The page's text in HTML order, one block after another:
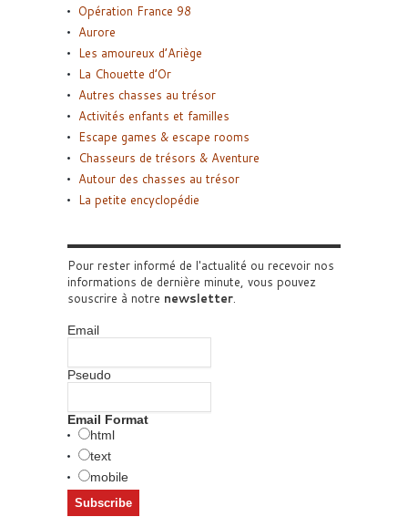
Opération France 98
Aurore
Les amoureux d’Ariège
La Chouette d’Or
Autres chasses au trésor
Activités enfants et familles
Escape games & escape rooms
Chasseurs de trésors & Aventure
Autour des chasses au trésor
La petite encyclopédie
Pour rester informé de l'actualité ou recevoir nos
informations de dernière minute, vous pouvez
souscrire à notre newsletter.
Email
Pseudo
Email Format
html
text
mobile